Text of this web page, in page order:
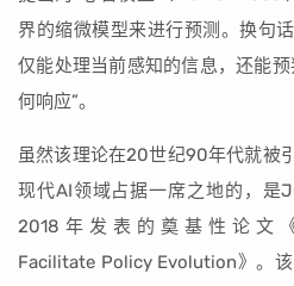
界的缩微模型来进行预测。换句
仅能处理当前感知的信息，还能
何响应”。
虽然该理论在20世纪90年代就被
现代AI领域占据一席之地的，是
2018年发表的奠基性论文《
Facilitate Policy Evolution》。